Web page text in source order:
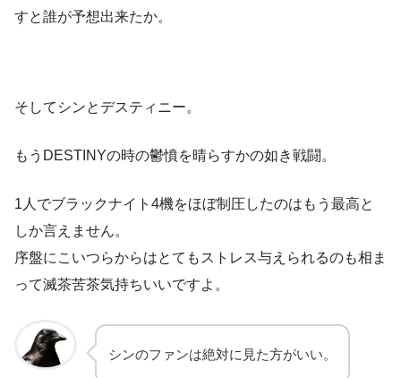
すと誰が予想出来たか。
そしてシンとデスティニー。
もうDESTINYの時の鬱憤を晴らすかの如き戦闘。
1人でブラックナイト4機をほぼ制圧したのはもう最高と
しか言えません。
序盤にこいつらからはとてもストレス与えられるのも相ま
って滅茶苦茶気持ちいいですよ。
シンのファンは絶対に見た方がいい。